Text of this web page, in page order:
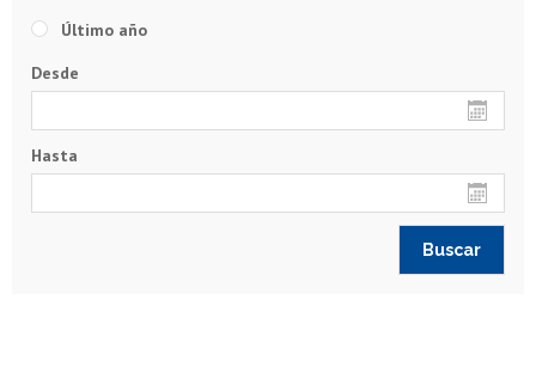
Último año
Desde
Hasta